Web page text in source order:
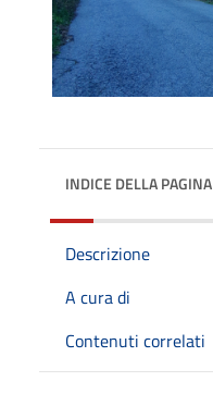
INDICE DELLA PAGINA
Descrizione
A cura di
Contenuti correlati